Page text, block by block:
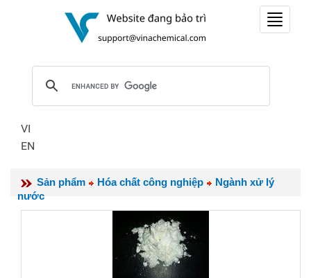
Toggle
VI
EN
Sản phẩm Hóa chất công nghiệp
Ngành xử lý
nước